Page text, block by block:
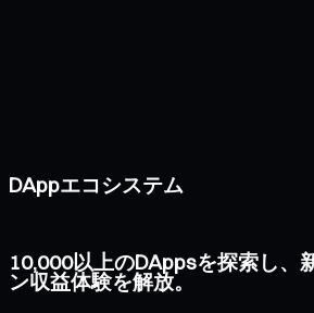
DAppエコシステム
10,000以上のDAppsを探索し、
ン収益体験を解放。